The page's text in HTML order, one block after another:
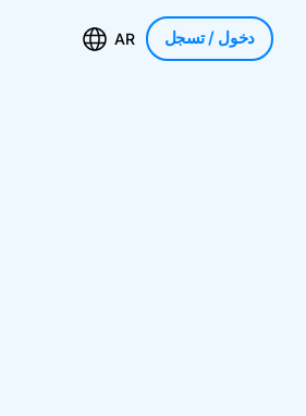
AR دخول/ تسجل